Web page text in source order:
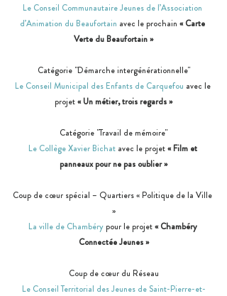
Le Conseil Communautaire Jeunes de l’Association
d’Animation du Beaufortain avec le prochain « Carte
Verte du Beaufortain »
Catégorie "Démarche intergénérationnelle"
Le Conseil Municipal des Enfants de Carquefou avec le
projet « Un métier, trois regards »
Catégorie "Travail de mémoire"
Le Collège Xavier Bichat avec le projet « Film et
panneaux pour ne pas oublier »
Coup de cœur spécial – Quartiers « Politique de la Ville
»
La ville de Chambéry pour le projet « Chambéry
Connectée Jeunes »
Coup de cœur du Réseau
Le Conseil Territorial des Jeunes de Saint-Pierre-et-